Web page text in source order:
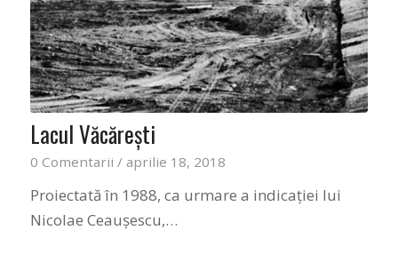
Lacul Văcăreşti
0 Comentarii / aprilie 18, 2018
Proiectată în 1988, ca urmare a indicaţiei lui
Nicolae Ceauşescu,…